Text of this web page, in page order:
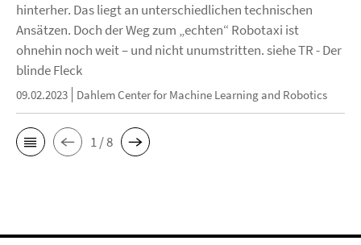
hinterher. Das liegt an unterschiedlichen technischen
Ansätzen. Doch der Weg zum „echten“ Robotaxi ist
ohnehin noch weit – und nicht unumstritten. siehe TR - Der
blinde Fleck
09.02.2023 Dahlem Center for Machine Learning and Robotics
1 / 8